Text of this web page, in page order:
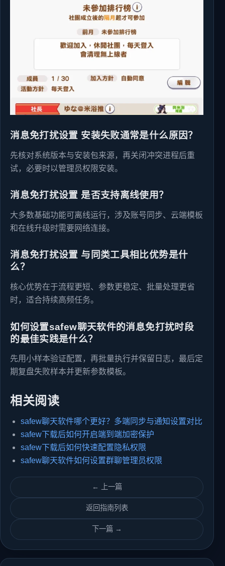
消息免打扰设置 安装失败通常是什么原因？
先核对系统版本与安装包来源，再关闭冲突进程后重
试，必要时以管理员权限安装。
消息免打扰设置 是否支持离线使用？
大多数基础功能可离线运行，涉及账号同步、云端模板
和在线升级时需要网络连接。
消息免打扰设置 与同类工具相比优势是什
么？
核心优势在于流程更短、参数更稳定、批量处理更省
时，适合持续高频任务。
如何设置safew聊天软件的消息免打扰时段
的最佳实践是什么？
先用小样本验证配置，再批量执行并保留日志，最后定
期复盘失败样本并更新参数模板。
相关阅读
safew聊天软件哪个更好？多端同步与通知设置对比
safew下载后如何开启端到端加密保护
safew下载后如何快速配置隐私权限
safew聊天软件如何设置群聊管理员权限
← 上一篇
返回指南列表
下一篇 →